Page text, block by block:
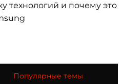
технологий и почему это
Популярные темы